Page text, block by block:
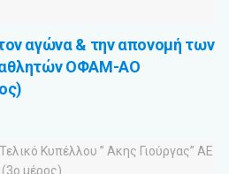
αγώνα & την απονομή των
ΟΦΑΜ-ΑΟ